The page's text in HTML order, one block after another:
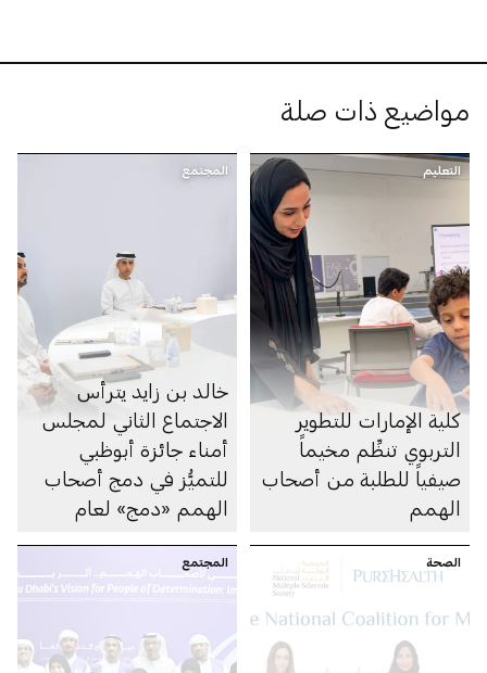
مواضيع ذات صلة
التعليم
كلية الإمارات للتطوير
التربوي تنظِّم مخيماً
صيفياً للطلبة من أصحاب
الهمم
المجتمع
خالد بن زايد يترأس
الاجتماع الثاني لمجلس
أمناء جائزة أبوظبي
للتميُّز في دمج أصحاب
الهمم «دمج» لعام
الصحة المجتمع